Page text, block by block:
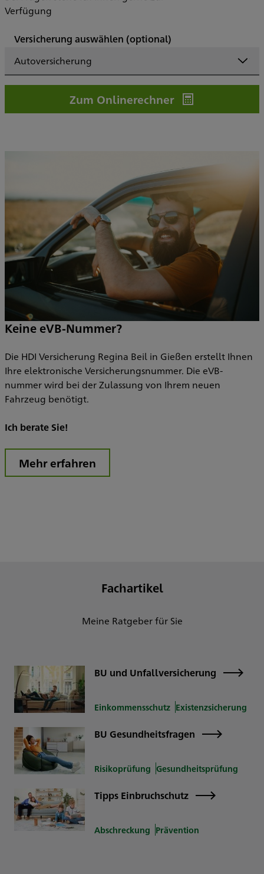
Verfügung
Versicherung auswählen (optional)
Autoversicherung
Zum Onlinerechner
Keine eVB-Nummer?
Die HDI Versicherung Regina Beil in Gießen erstellt Ihnen
Ihre elektronische Versicherungsnummer. Die eVB-
nummer wird bei der Zulassung von Ihrem neuen
Fahrzeug benötigt.
Ich berate Sie!
Mehr erfahren
Fachartikel
Meine Ratgeber für Sie
BU und Unfallversicherung
Einkommensschutz Existenzsicherung
BU Gesundheitsfragen
Risikoprüfung Gesundheitsprüfung
Tipps Einbruchschutz
Abschreckung Prävention